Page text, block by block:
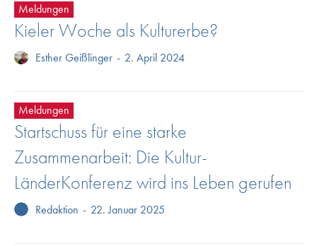
Meldungen
Kieler Woche als Kulturerbe?
Esther Geißlinger - 2. April 2024
Meldungen
Startschuss für eine starke
Zusammenarbeit: Die Kultur-
LänderKonferenz wird ins Leben gerufen
Redaktion - 22. Januar 2025